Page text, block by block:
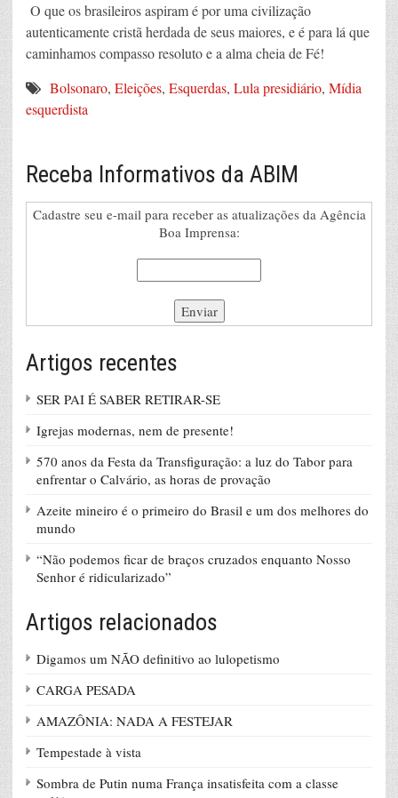
O que os brasileiros aspiram é por uma civilização
autenticamente cristã herdada de seus maiores, e é para lá que
caminhamos compasso resoluto e a alma cheia de Fé!
Bolsonaro, Eleições, Esquerdas, Lula presidiário, Mídia
esquerdista
Receba Informativos da ABIM
Cadastre seu e-mail para receber as atualizações da Agência
Boa Imprensa:
Artigos recentes
SER PAI É SABER RETIRAR-SE
Igrejas modernas, nem de presente!
570 anos da Festa da Transfiguração: a luz do Tabor para
enfrentar o Calvário, as horas de provação
Azeite mineiro é o primeiro do Brasil e um dos melhores do
mundo
“Não podemos ficar de braços cruzados enquanto Nosso
Senhor é ridicularizado”
Artigos relacionados
Digamos um NÃO definitivo ao lulopetismo
CARGA PESADA
AMAZÔNIA: NADA A FESTEJAR
Tempestade à vista
Sombra de Putin numa França insatisfeita com a classe